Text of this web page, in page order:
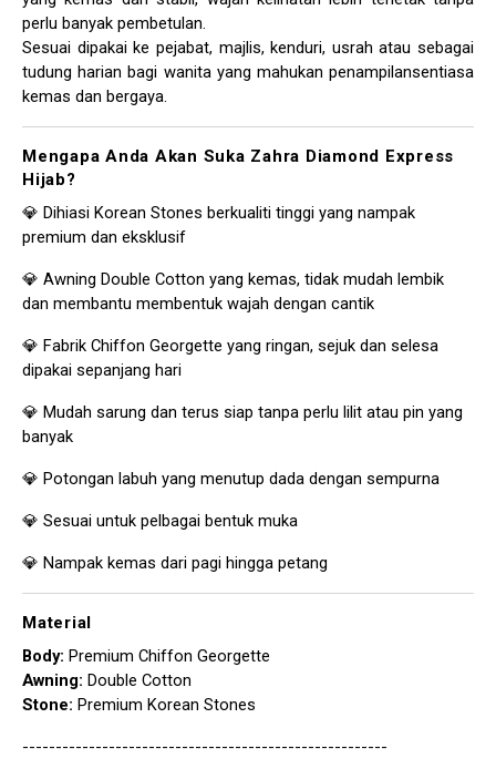
perlu banyak pembetulan.
Sesuai dipakai ke pejabat, majlis, kenduri, usrah atau sebagai
tudung harian bagi wanita yang mahukan penampilansentiasa
kemas dan bergaya.
Mengapa Anda Akan Suka Zahra Diamond Express
Hijab?
💎 Dihiasi Korean Stones berkualiti tinggi yang nampak
premium dan eksklusif
💎 Awning Double Cotton yang kemas, tidak mudah lembik
dan membantu membentuk wajah dengan cantik
💎 Fabrik Chiffon Georgette yang ringan, sejuk dan selesa
dipakai sepanjang hari
💎 Mudah sarung dan terus siap tanpa perlu lilit atau pin yang
banyak
💎 Potongan labuh yang menutup dada dengan sempurna
💎 Sesuai untuk pelbagai bentuk muka
💎 Nampak kemas dari pagi hingga petang
Material
Body: Premium Chiffon Georgette
Awning: Double Cotton
Stone: Premium Korean Stones
-------------------------------------------------------